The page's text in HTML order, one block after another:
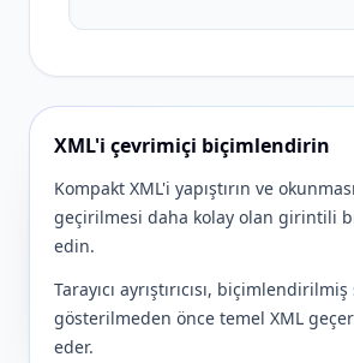
XML'i çevrimiçi biçimlendirin
Kompakt XML'i yapıştırın ve
geçirilmesi daha kolay olan girintili
edin.
Tarayıcı ayrıştırıcısı,
gösterilmeden önce temel XML
eder.